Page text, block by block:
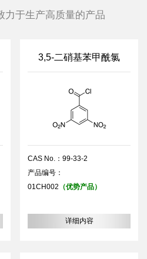
力于生产高质量的产品
3,5-二硝基苯甲酰氯
CAS No.：99-33-2
产品编号：
01CH002 （优势产品）
详细内容